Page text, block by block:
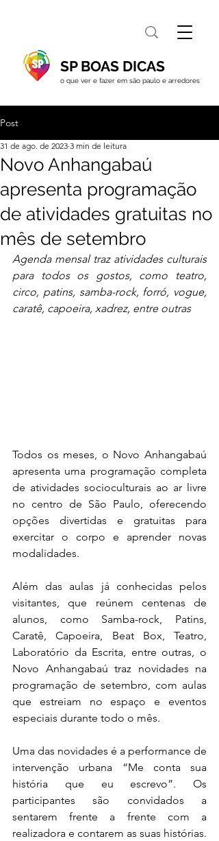
SP BOAS DICAS
o que ver e fazer em são paulo e arredores
Post
Novo Anhangabaú
apresenta programação
de atividades gratuitas no
mês de setembro
31 de ago. de 2023 3 min de leitura
Agenda mensal traz atividades culturais
para todos os gostos, como teatro,
circo, patins, samba-rock, forró, vogue,
caratê, capoeira, xadrez, entre outras
Todos os meses, o Novo Anhangabaú
apresenta uma programação completa
de atividades socioculturais ao ar livre
no centro de São Paulo, oferecendo
opções divertidas e gratuitas para
exercitar o corpo e aprender novas
modalidades.
Além das aulas já conhecidas pelos
visitantes, que reúnem centenas de
alunos, como Samba-rock, Patins,
Caratê, Capoeira, Beat Box, Teatro,
Laboratório da Escrita, entre outras, o
Novo Anhangabaú traz novidades na
programação de setembro, com aulas
que estreiam no espaço e eventos
especiais durante todo o mês.
Uma das novidades é a performance de
intervenção urbana “Me conta sua
história que eu escrevo”. Os
participantes são convidados a
sentarem frente a frente com a
realizadora e contarem as suas histórias.